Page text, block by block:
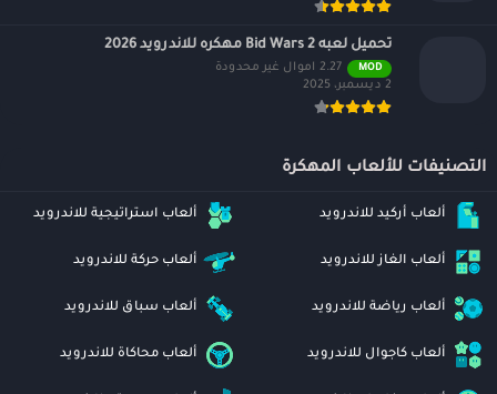
تحميل لعبه Bid Wars 2 مهكره للاندرويد 2026
MOD
2.27 اموال غير محدودة
2 ديسمبر، 2025
التصنيفات للألعاب المهكرة
ألعاب أركيد للاندرويد ألعاب استراتيجية للاندرويد
ألعاب الغاز للاندرويد ألعاب حركة للاندرويد
ألعاب رياضة للاندرويد ألعاب سباق للاندرويد
ألعاب كاجوال للاندرويد ألعاب محاكاة للاندرويد